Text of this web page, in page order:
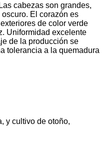
cabezas son grandes,
El corazón es
de color verde
Uniformidad excelente
de la producción se
tolerancia a la quemadura
y cultivo de otoño,